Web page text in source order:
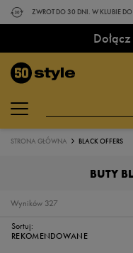
ZWROT DO 30 DNI. W KLUBIE
STRONA GŁÓWNA BLACK OFFERS
BUTY
327
Wyników
Sortuj:
REKOMENDOWANE